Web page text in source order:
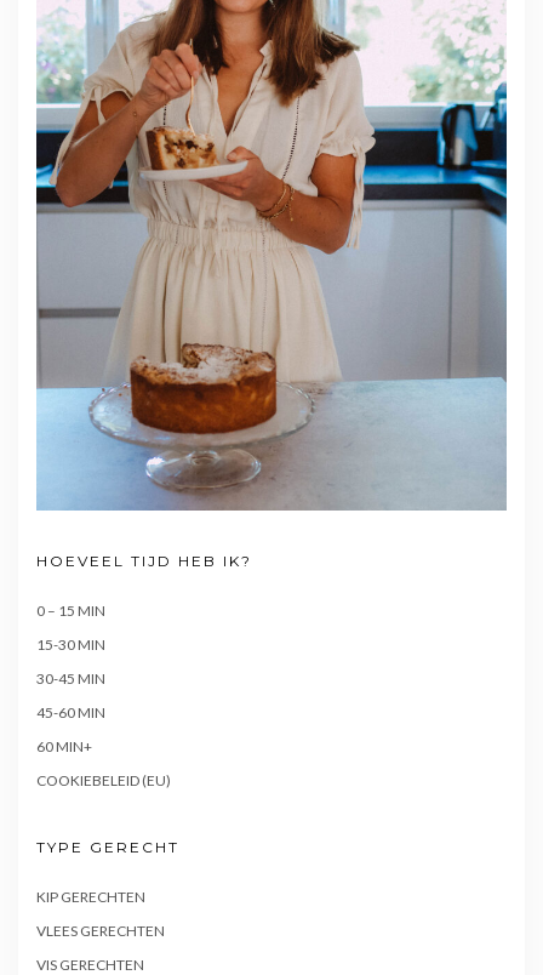
HOEVEEL TIJD HEB IK?
0 – 15 MIN
15-30 MIN
30-45 MIN
45-60 MIN
60 MIN+
COOKIEBELEID (EU)
TYPE GERECHT
KIP GERECHTEN
VLEES GERECHTEN
VIS GERECHTEN